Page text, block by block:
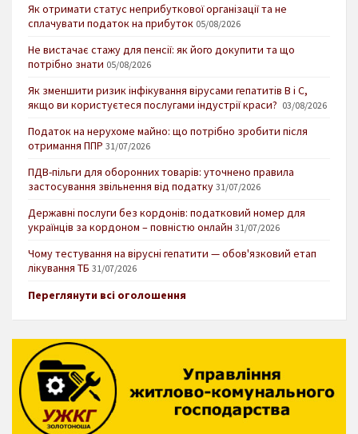
Як отримати статус неприбуткової організації та не
сплачувати податок на прибуток 05/08/2026
Не вистачає стажу для пенсії: як його докупити та що
потрібно знати 05/08/2026
Як зменшити ризик інфікування вірусами гепатитів В і С,
якщо ви користуєтеся послугами індустрії краси? 03/08/2026
Податок на нерухоме майно: що потрібно зробити після
отримання ППР 31/07/2026
ПДВ-пільги для оборонних товарів: уточнено правила
застосування звільнення від податку 31/07/2026
Державні послуги без кордонів: податковий номер для
українців за кордоном – повністю онлайн 31/07/2026
Чому тестування на вірусні гепатити — обов'язковий етап
лікування ТБ 31/07/2026
Переглянути всі оголошення